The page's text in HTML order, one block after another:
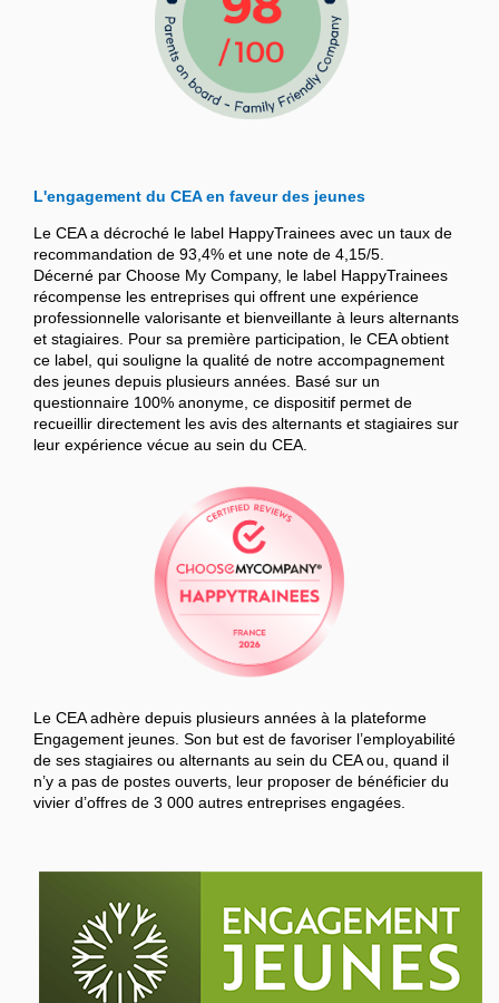
L'engagement du CEA en faveur des jeunes
Le CEA a décroché le label HappyTrainees avec un taux de
recommandation de 93,4% et une note de 4,15/5.
Décerné par Choose My Company, le label HappyTrainees
récompense les entreprises qui offrent une expérience
professionnelle valorisante et bienveillante à leurs alternants
et stagiaires. Pour sa première participation, le CEA obtient
ce label, qui souligne la qualité de notre accompagnement
des jeunes depuis plusieurs années. Basé sur un
questionnaire 100% anonyme, ce dispositif permet de
recueillir directement les avis des alternants et stagiaires sur
leur expérience vécue au sein du CEA.
Le CEA adhère depuis plusieurs années à la plateforme
Engagement jeunes. Son but est de favoriser l’employabilité
de ses stagiaires ou alternants au sein du CEA ou, quand il
n’y a pas de postes ouverts, leur proposer de bénéficier du
vivier d’offres de 3 000 autres entreprises engagées.